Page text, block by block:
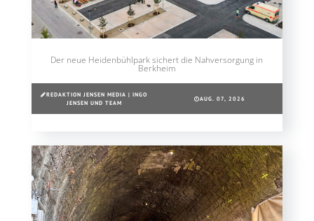
Der neue Heidenbühlpark sichert die Nahversorgung in
Berkheim
REDAKTION JENSEN MEDIA | INGO
JENSEN UND TEAM
AUG. 07, 2026